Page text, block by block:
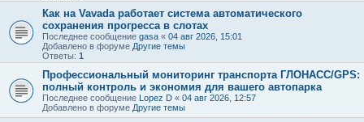
Как на Vavada работает система автоматического
сохранения прогресса в слотах
Последнее сообщение gasa « 04 авг 2026, 15:01
Добавлено в форуме Другие темы
Ответы: 1
Профессиональный мониторинг транспорта ГЛОНАСС/GPS:
полный контроль и экономия для вашего автопарка
Последнее сообщение Lopez D « 04 авг 2026, 12:57
Добавлено в форуме Другие темы